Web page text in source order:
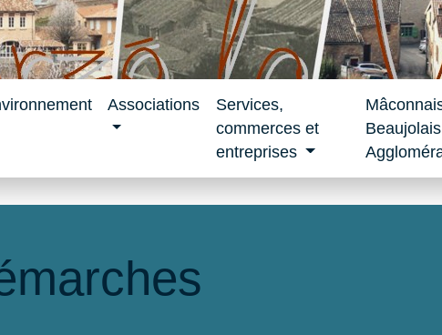
Associations
Services,
commerces et
entreprises
Beaujolais